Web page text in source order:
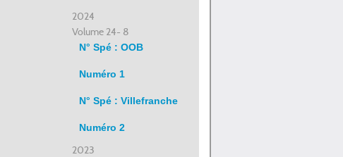
2024
Volume 24- 8
N° Spé : OOB
Numéro 1
N° Spé : Villefranche
Numéro 2
2023